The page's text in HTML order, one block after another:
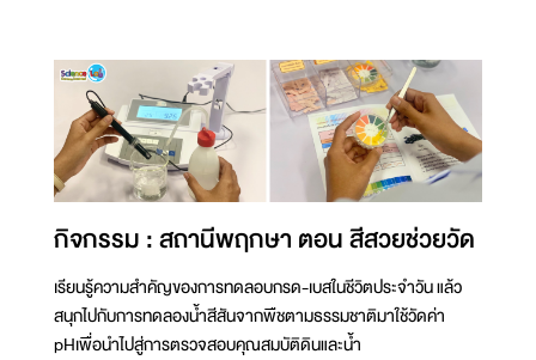
กิจกรรม : สถานีพฤกษา ตอน สีสวยช่วยวัด
เรียนรู้ความสำคัญของการทดลอบกรด-เบสในชีวิตประจำวัน แล้ว
สนุกไปกับการทดลองน้ำสีสันจากพืชตามธรรมชาติมาใช้วัดค่า
pHเพื่อนำไปสู่การตรวจสอบคุณสมบัติดินและน้ำ